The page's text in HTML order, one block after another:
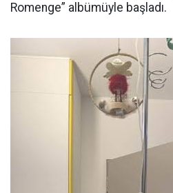
Romenge” albümüyle başladı.